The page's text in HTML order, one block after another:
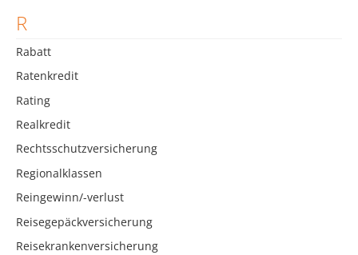
R
Rabatt
Ratenkredit
Rating
Realkredit
Rechtsschutzversicherung
Regionalklassen
Reingewinn/-verlust
Reisegepäckversicherung
Reisekrankenversicherung